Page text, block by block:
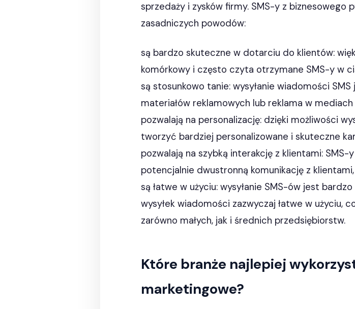
sprzedaży i zysków firmy. SMS-y z biznesowego
zasadniczych powodów:
są bardzo skuteczne w dotarciu do klientów:
komórkowy i często czyta otrzymane SMS-y w
są stosunkowo tanie: wysyłanie wiadomości
materiałów reklamowych lub reklama w
pozwalają na personalizację: dzięki możliwości
tworzyć bardziej personalizowane i skuteczne
pozwalają na szybką interakcję z klientami:
potencjalnie dwustronną komunikację z
są łatwe w użyciu: wysyłanie SMS-ów jest
wysyłek wiadomości zazwyczaj łatwe w użyciu,
zarówno małych, jak i średnich przedsiębiorstw.
Które branże najlepiej
marketingowe?